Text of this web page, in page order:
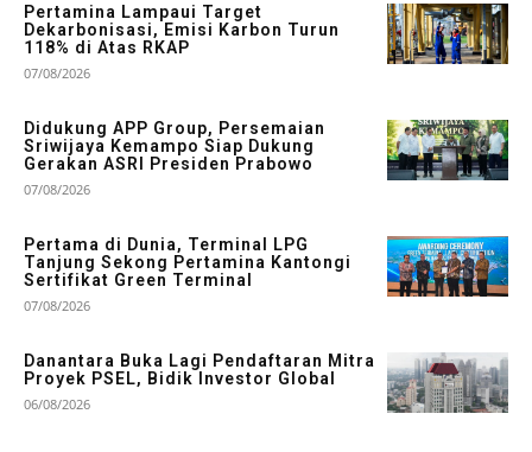
Pertamina Lampaui Target
Dekarbonisasi, Emisi Karbon Turun
118% di Atas RKAP
07/08/2026
Didukung APP Group, Persemaian
Sriwijaya Kemampo Siap Dukung
Gerakan ASRI Presiden Prabowo
07/08/2026
Pertama di Dunia, Terminal LPG
Tanjung Sekong Pertamina Kantongi
Sertifikat Green Terminal
07/08/2026
Danantara Buka Lagi Pendaftaran Mitra
Proyek PSEL, Bidik Investor Global
06/08/2026